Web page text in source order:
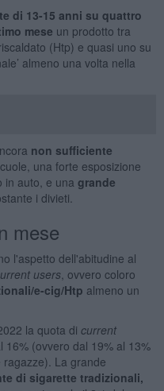
di 13-15 anni su quattro
mese un prodotto tra
(Htp) e quasi uno su
almeno una volta nella
non sufficiente
una forte esposizione
in auto, e una grande
i divieti.
mese
l'aspetto dell'abitudine al
users, ovvero coloro
e-cig/Htp almeno un
la quota di current
16% (ovvero dal 19% al 13%
La grande
di sigarette tradizionali,